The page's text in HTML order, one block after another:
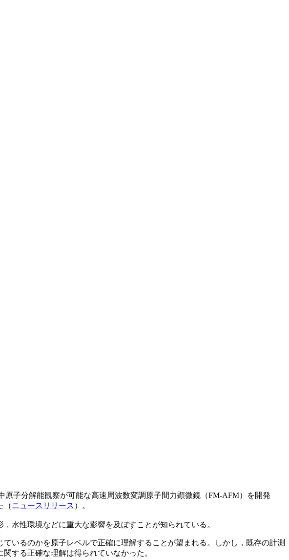
子分解能観察が可能な高速周波数変調原子間力顕微鏡（FM-AFM）を開発
（ニュースリリース ）。
水性環境などに重大な影響を及ぼすことが知られている。
いるのかを原子レベルで正確に理解することが望まれる。しかし，既存の計測
する正確な理解は得られていなかった。